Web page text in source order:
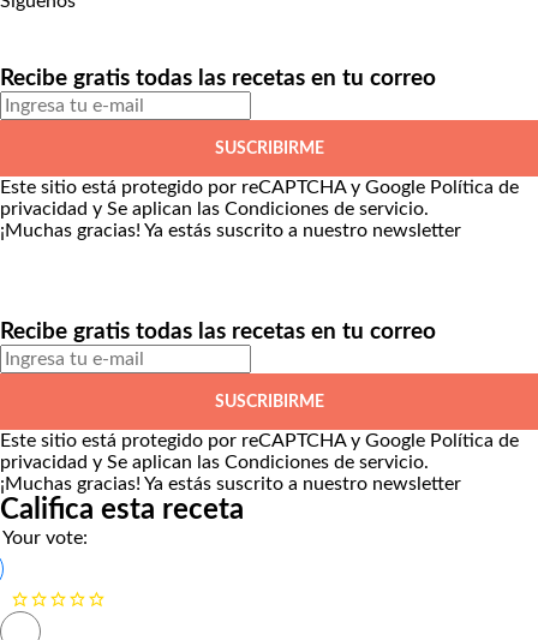
Recibe gratis todas las recetas en tu correo
SUSCRIBIRME
Este sitio está protegido por reCAPTCHA y Google Política de
privacidad y Se aplican las Condiciones de servicio.
¡Muchas gracias! Ya estás suscrito a nuestro newsletter
Recibe gratis todas las recetas en tu correo
SUSCRIBIRME
Este sitio está protegido por reCAPTCHA y Google Política de
privacidad y Se aplican las Condiciones de servicio.
¡Muchas gracias! Ya estás suscrito a nuestro newsletter
Califica esta receta
Your vote: